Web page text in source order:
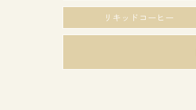
リキッドコーヒー